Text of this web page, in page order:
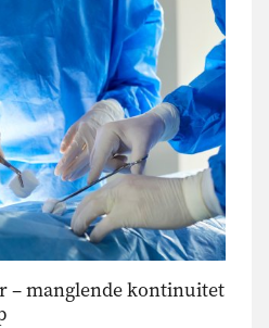
– manglende kontinuitet